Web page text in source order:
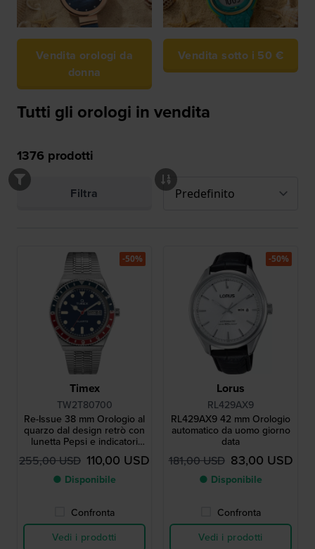
Vendita orologi da
donna
Vendita sotto i 50 €
Tutti gli orologi in vendita
1376 prodotti
Filtra
Timex
TW2T80700
Re-Issue 38 mm Orologio al
quarzo dal design retrò con
lunetta Pepsi e indicatori
giorno-data
255,00 USD 110,00 USD
● Disponibile
Confronta
Vedi i prodotti
-50%
Lorus
RL429AX9
RL429AX9 42 mm Orologio
automatico da uomo giorno
data
181,00 USD 83,00 USD
● Disponibile
Confronta
Vedi i prodotti
-50%